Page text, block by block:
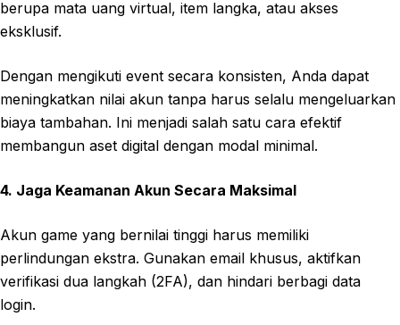
berupa mata uang virtual, item langka, atau akses
eksklusif.
Dengan mengikuti event secara konsisten, Anda dapat
meningkatkan nilai akun tanpa harus selalu mengeluarkan
biaya tambahan. Ini menjadi salah satu cara efektif
membangun aset digital dengan modal minimal.
4. Jaga Keamanan Akun Secara Maksimal
Akun game yang bernilai tinggi harus memiliki
perlindungan ekstra. Gunakan email khusus, aktifkan
verifikasi dua langkah (2FA), dan hindari berbagi data
login.